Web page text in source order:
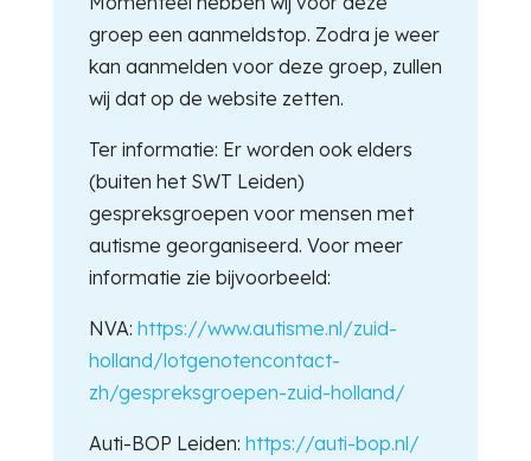
groep een aanmeldstop. Zodra je weer
kan aanmelden voor deze groep, zullen
wij dat op de website zetten.
Ter informatie: Er worden ook elders
(buiten het SWT Leiden)
gespreksgroepen voor mensen met
autisme georganiseerd. Voor meer
informatie zie bijvoorbeeld:
NVA: https://www.autisme.nl/zuid-
holland/lotgenotencontact-
zh/gespreksgroepen-zuid-holland/
Auti-BOP Leiden: https://auti-bop.nl/